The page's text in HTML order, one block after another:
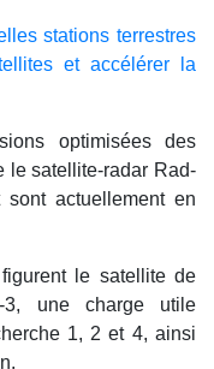
stations terrestres
et accélérer la
optimisées des
le satellite-radar Rad-
actuellement en
le satellite de
3, une charge utile
1, 2 et 4, ainsi